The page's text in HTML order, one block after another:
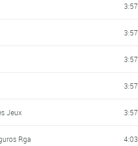
3:57
3:57
3:57
3:57
Jeux 3:57
Rga 4:03